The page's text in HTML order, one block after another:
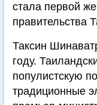
стала первой
правительства
Таксин
году.
популистскую
традиционные